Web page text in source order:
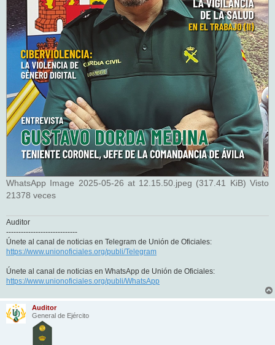
WhatsApp Image 2025-05-26 at 12.15.50.jpeg (317.41 KiB) Visto
21378 veces
Auditor
-----------------------------
Únete al canal de noticias en Telegram de Unión de Oficiales:
https://www.unionoficiales.org/publi/Telegram
Únete al canal de noticias en WhatsApp de Unión de Oficiales:
https://www.unionoficiales.org/publi/WhatsApp
Auditor
General de Ejército